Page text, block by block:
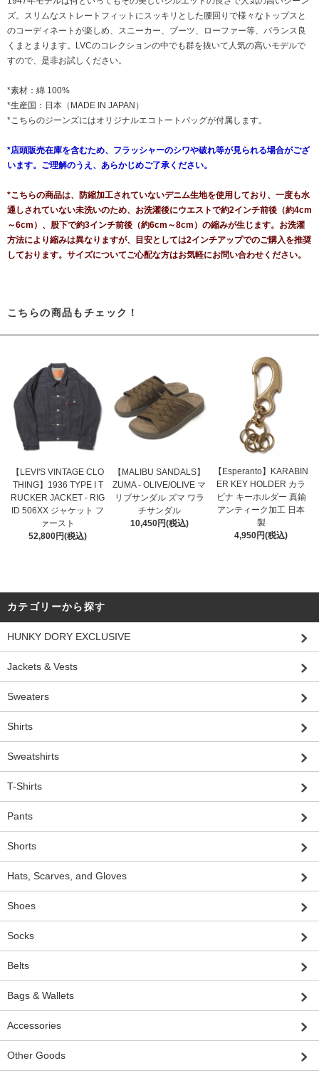
ズ。スリムなストレートフィットにスッキリとした腰回りで様々なトップスと
のコーディネートが楽しめ、スニーカー、ブーツ、ローファー等、バランス良
くまとまります。LVCのコレクションの中でも群を抜いて人気の高いモデルで
すので、是非お試しください。
*素材：綿 100%
*生産国：日本（MADE IN JAPAN）
*こちらのジーンズにはオリジナルエコトートバッグが付属します。
*店頭販売在庫を含むため、フラッシャーのシワや破れ等が見られる場合がござ
います。ご理解のうえ、あらかじめご了承ください。
*こちらの商品は、防縮加工されていないデニム生地を使用しており、一度も水
通しされていない未洗いのため、お洗濯後にウエストで約2インチ前後（約4cm
～6cm）、股下で約3インチ前後（約6cm～8cm）の縮みが生じます。お洗濯
方法により縮みは異なりますが、目安としては2インチアップでのご購入を推奨
しております。サイズについてご心配な方はお気軽にお問い合わせください。
こちらの商品もチェック！
【LEVI'S VINTAGE CLO
THING】1936 TYPE I T
RUCKER JACKET - RIG
ID 506XX ジャケット フ
ァースト
52,800円(税込)
【MALIBU SANDALS】
ZUMA - OLIVE/OLIVE マ
リブサンダル ズマ ワラ
チサンダル
10,450円(税込)
【Esperanto】KARABIN
ER KEY HOLDER カラ
ビナ キーホルダー 真鍮
アンティーク加工 日本
製
4,950円(税込)
カテゴリーから探す
HUNKY DORY EXCLUSIVE
Jackets & Vests
Sweaters
Shirts
Sweatshirts
T-Shirts
Pants
Shorts
Hats, Scarves, and Gloves
Shoes
Socks
Belts
Bags & Wallets
Accessories
Other Goods